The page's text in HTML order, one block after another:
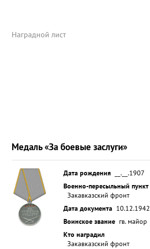
Наградной лист
Медаль «За боевые заслуги»
Дата рождения
__.__.1907
Военно-пересыльный пункт
Закавказский фронт
Дата документа 10.12.1942
Воинское звание гв. майор
Кто наградил
Закавказский фронт